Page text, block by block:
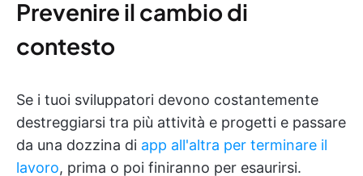
Prevenire il cambio di
contesto
Se i tuoi sviluppatori devono costantemente
destreggiarsi tra più attività e progetti e passare
da una dozzina di app all'altra per terminare il
lavoro, prima o poi finiranno per esaurirsi.